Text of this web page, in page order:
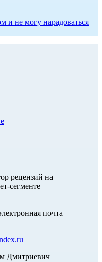
и не могу нарадоваться
рецензий на
сегменте
почта
Дмитриевич